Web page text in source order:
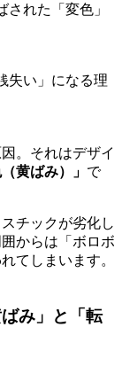
れた「変色」
失い」になる理
。それはデザイ
黄ばみ）」 で
チックが劣化し
からは「ボロボ
てしまいます。
み」と「転